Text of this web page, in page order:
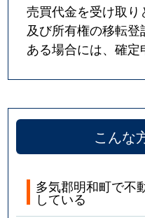
売買代金を受け取
及び所有権の移転
ある場合には、確定
こんな
多気郡明和町で不
している